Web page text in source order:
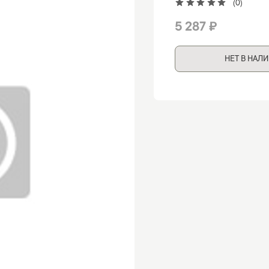
(0)
5 287 ₽
НЕТ В